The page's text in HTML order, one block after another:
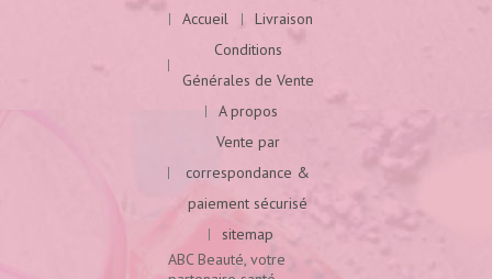
Accueil
Livraison
Conditions
Générales de Vente
A propos
Vente par
correspondance &
paiement sécurisé
sitemap
ABC Beauté, votre